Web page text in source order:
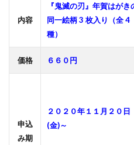
内容
『鬼滅の刃』年賀はがき
同一絵柄 3 枚入り（全 4
種）
価格 ６６０円
申込
み期
２０２０年１１月２０日
(金)～